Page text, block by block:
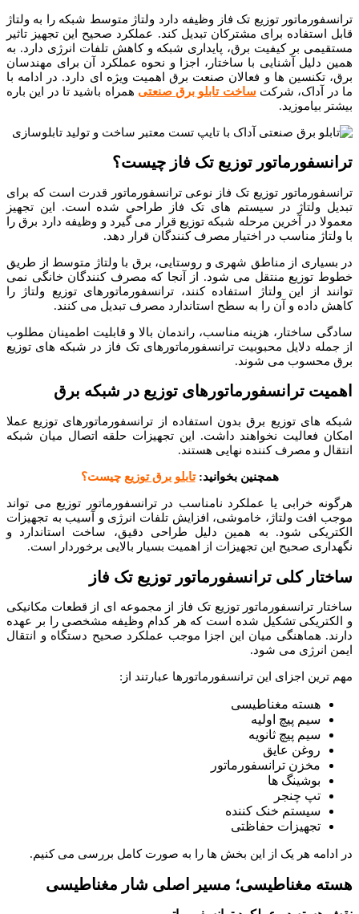
ترانسفورماتور توزیع تک فاز وظیفه دارد ولتاژ متوسط شبکه را به ولتاژ
قابل استفاده برای مشترکان تبدیل کند. عملکرد صحیح این تجهیز تاثیر
مستقیمی بر کیفیت برق، پایداری شبکه و کاهش تلفات انرژی دارد. به
همین دلیل آشنایی با ساختار، اجزا و نحوه عملکرد آن برای مهندسان
برق، تکنسین ها و فعالان صنعت برق اهمیت ویژه ای دارد. در ادامه با
ما در آداک، شرکت ساخت تابلو برق صنعتی همراه باشید تا در این باره
بیشتر بیاموزید.
ترانسفورماتور توزیع تک فاز چیست؟
ترانسفورماتور توزیع تک فاز نوعی ترانسفورماتور قدرت است که برای
تبدیل ولتاژ در سیستم های تک فاز طراحی شده است. این تجهیز
معمولا در آخرین مرحله شبکه توزیع قرار می گیرد و وظیفه دارد برق را
با ولتاژ مناسب در اختیار مصرف کنندگان قرار دهد.
در بسیاری از مناطق شهری و روستایی، برق با ولتاژ متوسط از طریق
خطوط توزیع منتقل می شود. از آنجا که مصرف کنندگان خانگی نمی
توانند از این ولتاژ استفاده کنند، ترانسفورماتورهای توزیع ولتاژ را
کاهش داده و آن را به سطح استاندارد مصرف تبدیل می کنند.
سادگی ساختار، هزینه مناسب، راندمان بالا و قابلیت اطمینان مطلوب
از جمله دلایل محبوبیت ترانسفورماتورهای تک فاز در شبکه های توزیع
برق محسوب می شوند.
اهمیت ترانسفورماتورهای توزیع در شبکه برق
شبکه های توزیع برق بدون استفاده از ترانسفورماتورهای توزیع عملا
امکان فعالیت نخواهند داشت. این تجهیزات حلقه اتصال میان شبکه
انتقال و مصرف کننده نهایی هستند.
همچنین بخوانید:تابلو برق توزیع چیست؟
هرگونه خرابی یا عملکرد نامناسب در ترانسفورماتور توزیع می تواند
موجب افت ولتاژ، خاموشی، افزایش تلفات انرژی و آسیب به تجهیزات
الکتریکی شود. به همین دلیل طراحی دقیق، ساخت استاندارد و
نگهداری صحیح این تجهیزات از اهمیت بسیار بالایی برخوردار است.
ساختار کلی ترانسفورماتور توزیع تک فاز
ساختار ترانسفورماتور توزیع تک فاز از مجموعه ای از قطعات مکانیکی
و الکتریکی تشکیل شده است که هر کدام وظیفه مشخصی را بر عهده
دارند. هماهنگی میان این اجزا موجب عملکرد صحیح دستگاه و انتقال
ایمن انرژی می شود.
مهم ترین اجزای این ترانسفورماتورها عبارتند از:
هسته مغناطیسی
سیم پیچ اولیه
سیم پیچ ثانویه
روغن عایق
مخزن ترانسفورماتور
بوشینگ ها
تپ چنجر
سیستم خنک کننده
تجهیزات حفاظتی
در ادامه هر یک از این بخش ها را به صورت کامل بررسی می کنیم.
هسته مغناطیسی؛ مسیر اصلی شار مغناطیسی